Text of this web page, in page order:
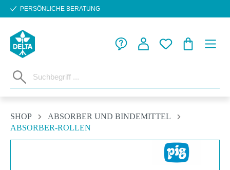
Zum Hauptinhalt springen
PERSÖNLICHE BERATUNG
SHOP
ABSORBER UND BINDEMITTEL
ABSORBER-ROLLEN